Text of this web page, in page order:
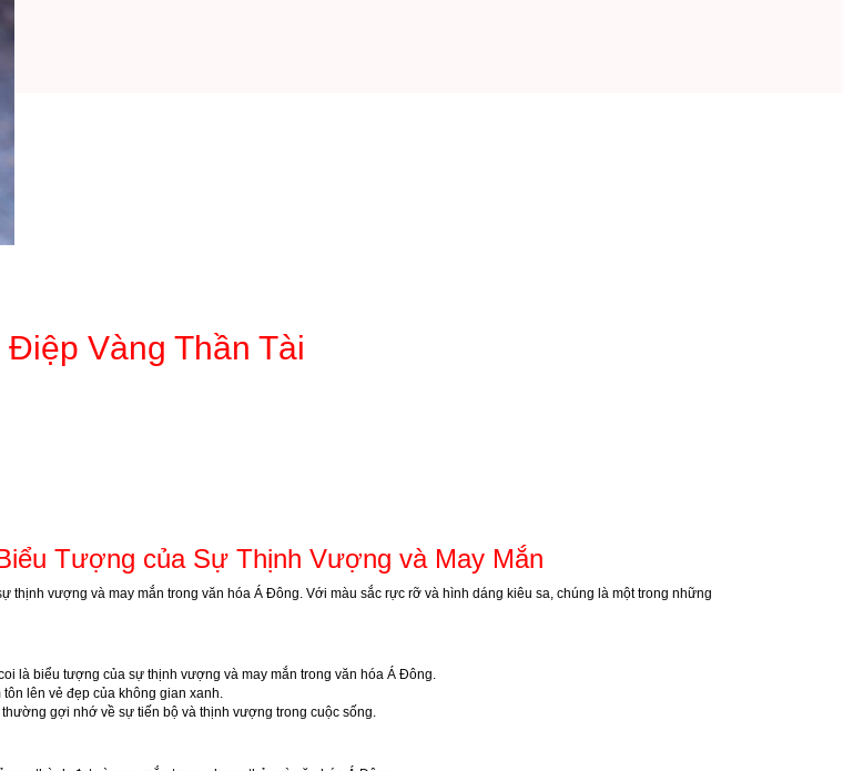
Điệp Vàng Thần Tài
Tượng của Sự Thịnh Vượng và May Mắn
vượng và may mắn trong văn hóa Á Đông. Với màu sắc rực rỡ và hình dáng kiêu sa, chúng là một trong những
là biểu tượng của sự thịnh vượng và may mắn trong văn hóa Á Đông.
lên vẻ đẹp của không gian xanh.
gợi nhớ về sự tiến bộ và thịnh vượng trong cuộc sống.